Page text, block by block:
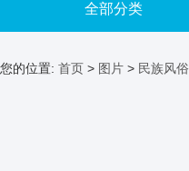
全部分类
您的位置: 首页 > 图片 > 民族风俗